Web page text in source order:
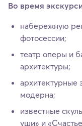
Во время
набережную
фотосессии;
театр оперы и
архитектуры;
архитектурные
модерна;
известные
уши» и